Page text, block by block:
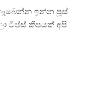
ඉන්න පූස්
ටිප්ස් කීපයක් අපි